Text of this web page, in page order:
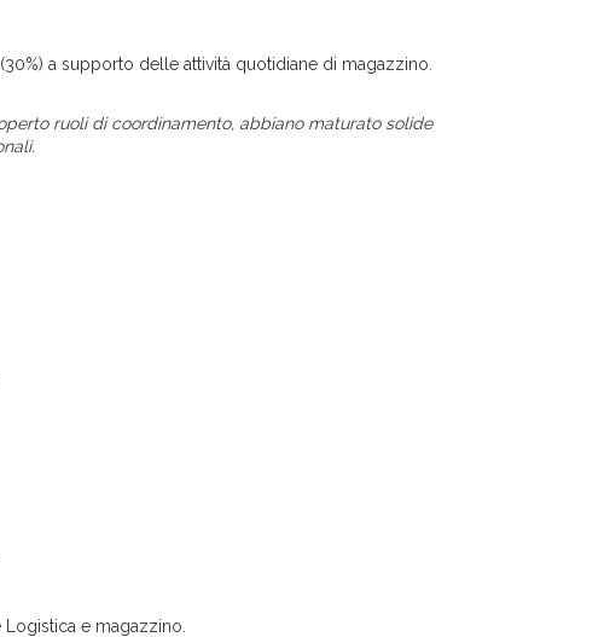
a supporto delle attività quotidiane di magazzino.
ruoli di coordinamento, abbiano maturato solide
e magazzino.